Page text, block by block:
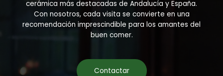
cerámica más destacadas de Andalucía y España.
Con nosotros, cada visita se convierte en una
recomendación imprescindible para los amantes del
buen comer.
Contactar